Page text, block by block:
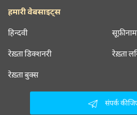
हमारी वेबसाइट्स
हिन्दवी
रेख़्ता डिक्शनरी रेख़्ता
रेख़्ता बुक्स
संपर्क